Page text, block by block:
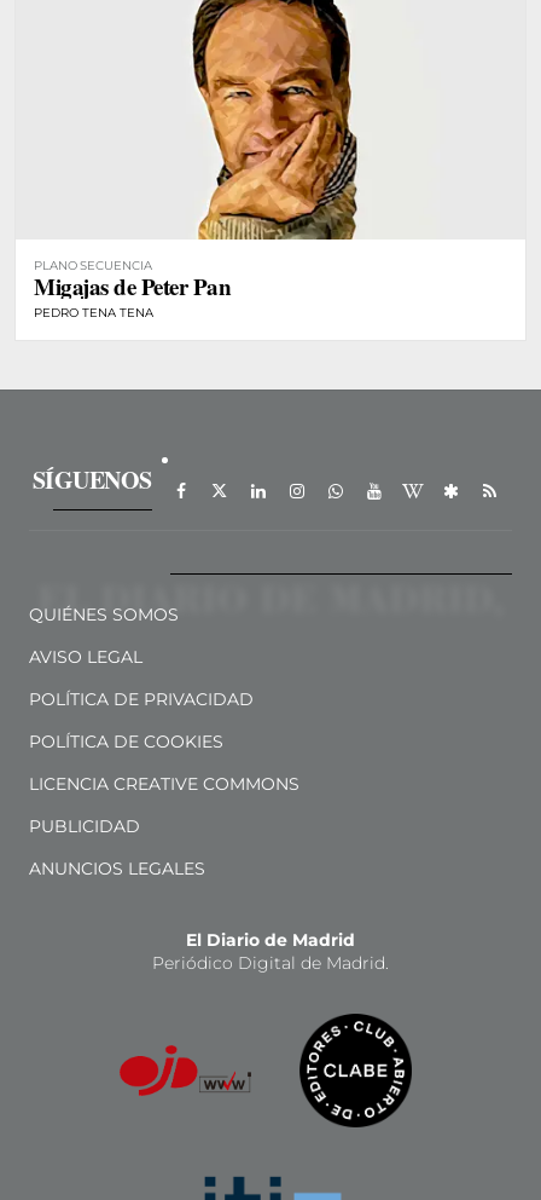
PLANO SECUENCIA
Migajas de Peter Pan
PEDRO TENA TENA
SÍGUENOS
QUIÉNES SOMOS
AVISO LEGAL
POLÍTICA DE PRIVACIDAD
POLÍTICA DE COOKIES
LICENCIA CREATIVE COMMONS
PUBLICIDAD
ANUNCIOS LEGALES
El Diario de Madrid
Periódico Digital de Madrid.